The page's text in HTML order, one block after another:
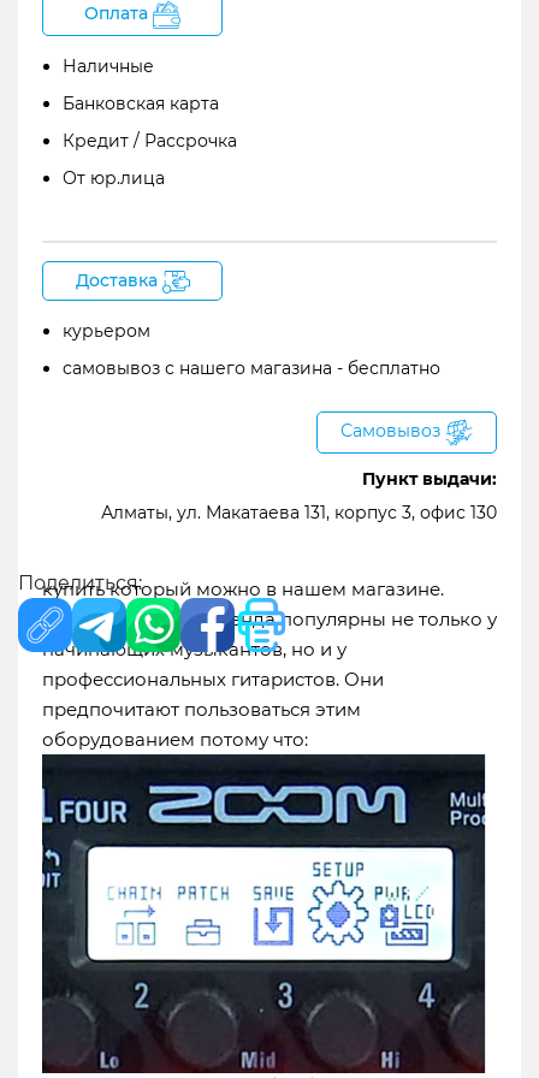
Почему ZOOM G1 FOUR
Музыканты, играющие на электрогитарах,
имеют в своем арсенале множество разных так
называемых примочек – педалей эффектов.
достаточно одного музыкального девайса.
купить который можно в нашем магазине.
Модели данного бренда популярны не только у
начинающих музыкантов, но и у
профессиональных гитаристов. Они
предпочитают пользоваться этим
оборудованием потому что:
Оплата
Наличные
Банковская карта
Кредит / Рассрочка
От юр.лица
Доставка
курьером
самовывоз с нашего магазина - бесплатно
Самовывоз
Пункт выдачи:
Алматы, ул. Макатаева 131, корпус 3, офис 130
Поделиться:
Доставка в города: Алматы
Экибастуз
Абай
Аксай Актау Актобе
Астана
Атырау
Байконур Жанаозен
Караганда
Кызылорда
Кокшетау Костанай
Павлодар
Петропавловск
Талдыкорган
Тараз
Туркестан Уральск
Каменогорск
Шымкент